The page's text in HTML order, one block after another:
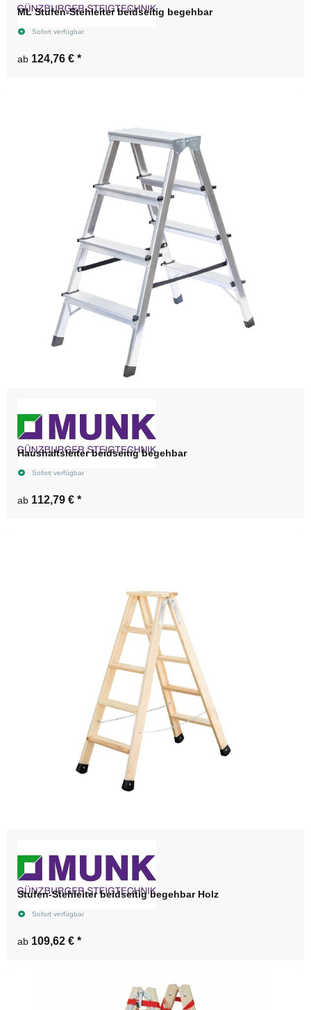
ML Stufen-Stehleiter beidseitig begehbar
Sofort verfügbar
ab 124,76 € *
Haushaltsleiter beidseitig begehbar
Sofort verfügbar
ab 112,79 € *
Stufen-Stehleiter beidseitig begehbar Holz
Sofort verfügbar
ab 109,62 € *